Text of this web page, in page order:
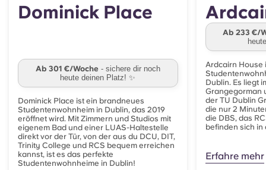
Dominick Place
Ab 301 €/Woche- sichere dir noch
heute deinen Platz! ✨
Dominick Place ist ein brandneues
Studentenwohnheim in Dublin, das 2019
eröffnet wird. Mit Zimmern und Studios mit
eigenem Bad und einer LUAS-Haltestelle
direkt vor der Tür, von der aus du DCU, DIT,
Trinity College und RCS bequem erreichen
kannst, ist es das perfekte
Studentenwohnheime in Dublin!
Ab 233 €/
Ardcairn House
Dublin. Es liegt
Grangegorman
der TU Dublin
die nur 2
die DBS, das
befinden sich in
Erfahre mehr